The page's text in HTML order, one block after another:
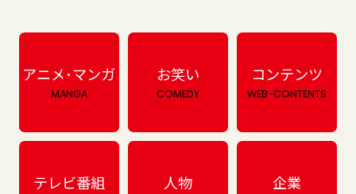
アニメ･マンガ
MANGA
お笑い
COMEDY
コンテンツ
WEB-CONTENTS
テレビ番組 人物 企業